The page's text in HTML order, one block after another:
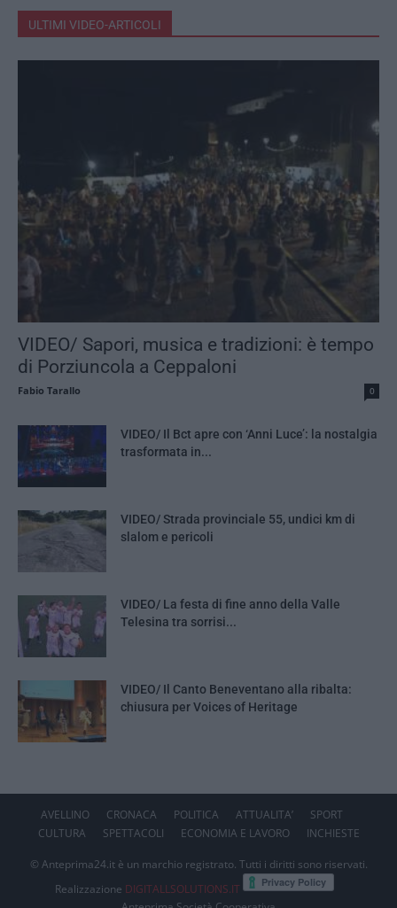
ULTIMI VIDEO-ARTICOLI
VIDEO/ Sapori, musica e tradizioni: è tempo
di Porziuncola a Ceppaloni
Fabio Tarallo 0
VIDEO/ Il Bct apre con ‘Anni Luce’: la nostalgia
trasformata in...
VIDEO/ Strada provinciale 55, undici km di
slalom e pericoli
VIDEO/ La festa di fine anno della Valle
Telesina tra sorrisi...
VIDEO/ Il Canto Beneventano alla ribalta:
chiusura per Voices of Heritage
AVELLINO CRONACA POLITICA ATTUALITA’
SPORT
CULTURA
SPETTACOLI ECONOMIA E LAVORO INCHIESTE
© Anteprima24.it è un marchio registrato. Tutti i diritti sono riservati.
Realizzazione DIGITALLSOLUTIONS.IT